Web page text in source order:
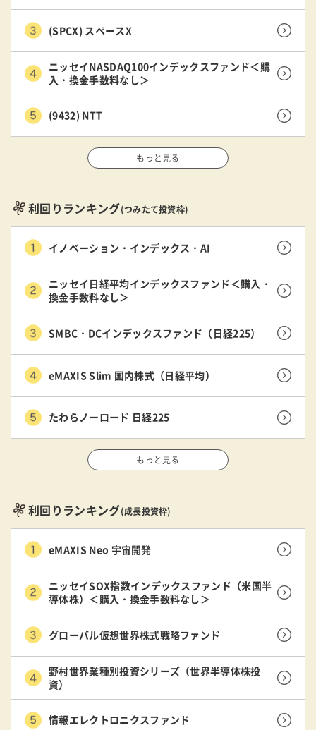
(SPCX) スペースX
ニッセイNASDAQ100インデックスファンド＜購
入・換金手数料なし＞
(9432) NTT
もっと見る
利回りランキング(つみたて投資枠)
イノベーション・インデックス・AI
ニッセイ日経平均インデックスファンド＜購入・
換金手数料なし＞
SMBC・DCインデックスファンド（日経225）
eMAXIS Slim 国内株式（日経平均）
たわらノーロード 日経225
もっと見る
利回りランキング(成長投資枠)
eMAXIS Neo 宇宙開発
ニッセイSOX指数インデックスファンド（米国半
導体株）＜購入・換金手数料なし＞
グローバル仮想世界株式戦略ファンド
野村世界業種別投資シリーズ（世界半導体株投
資）
情報エレクトロニクスファンド